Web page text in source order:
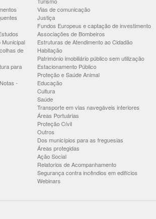
Municipal
de
para
-
Vias de comunicação
Justiça
Fundos Europeus e captação de investimento
Associações de Bombeiros
Estruturas de Atendimento ao Cidadão
Habitação
Património imobiliário público sem utilização
Estacionamento Público
Proteção e Saúde Animal
Educação
Cultura
Saúde
Transporte em vias navegáveis interiores
Áreas Portuárias
Proteção Cívil
Outros
Dos municípios para as freguesias
Áreas protegidas
Ação Social
Relatorios de Acompanhamento
Segurança contra incêndios em edifícios
Webinars